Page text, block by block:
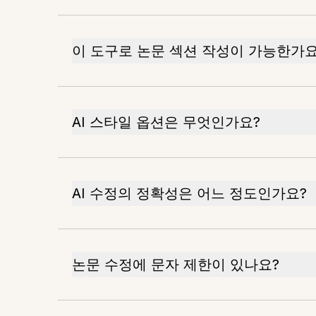
이 도구로 논문 섹션 작성이 가능한가
AI 스타일 옵션은 무엇인가요?
AI 수정의 정확성은 어느 정도인가요?
논문 수정에 문자 제한이 있나요?